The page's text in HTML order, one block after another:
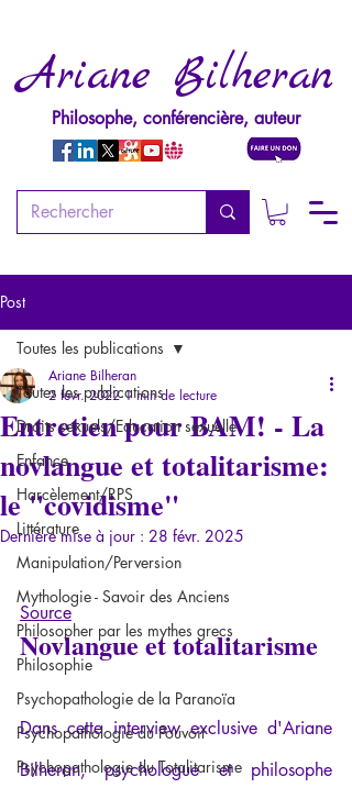
Ariane Bilheran
Philosophe, conférencière, auteur
Post
Toutes les publications
Droits sexuels/Education sexuelle
Enfance
Harcèlement/RPS
Littérature
Manipulation/Perversion
Mythologie - Savoir des Anciens
Philosopher par les mythes grecs
Philosophie
Psychopathologie de la Paranoïa
Psychopathologie du Pouvoir
Psychopathologie du Totalitarisme
Toutes les publications
Entretien pour BAM! - La
novlangue et totalitarisme:
le "covidisme"
Ariane Bilheran
2 févr. 2022 1 min de lecture
Dernière mise à jour : 28 févr. 2025
Source
Novlangue et totalitarisme
Dans cette interview exclusive d'Ariane
Bilheran, psychologue et philosophe